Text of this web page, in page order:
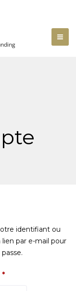
identifiant ou
par e-mail pour
*Obligatoire